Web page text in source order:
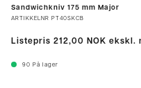
Sandwichkniv 175 mm Major
ARTIKKELNR PT40SKCB
Listepris 212,00 NOK ekskl.
90 På lager